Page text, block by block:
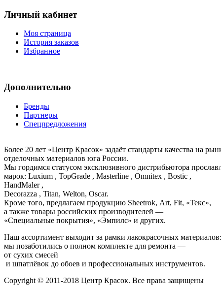
Личный кабинет
Моя страница
История заказов
Избранное
Дополнительно
Бренды
Партнеры
Спецпредложения
Более 20 лет «Центр Красок» задаёт стандарты качества на
отделочных материалов юга России.
Мы гордимся статусом эксклюзивного дистрибьютора
марок: Luxium , TopGrade , Masterline , Omnitex , Bostic ,
HandMaler ,
Decorazza , Titan, Welton, Oscar.
Кроме того, предлагаем продукцию Sheetrok, Art, Fit, «Текс»,
а также товары российских производителей —
«Специальные покрытия», «Эмпилс» и других.
Наш ассортимент выходит за рамки лакокрасочных
мы позаботились о полном комплекте для ремонта —
от сухих смесей
и шпатлёвок до обоев и профессиональных инструментов.
Copyright © 2011-2018 Центр Красок. Все права защищены